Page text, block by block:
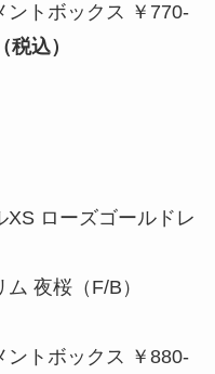
ントボックス ￥770-
税込）
XS ローズゴールドレ
夜桜（F/B）
ントボックス ￥880-